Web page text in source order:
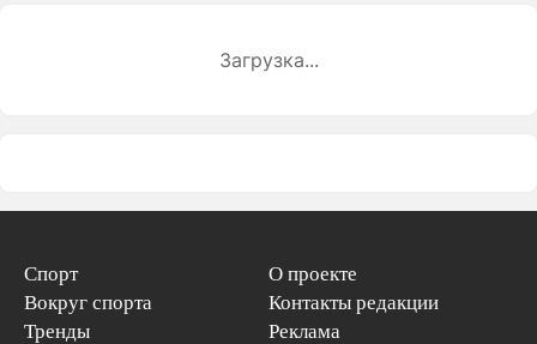
Загрузка...
Спорт
Вокруг спорта
Тренды
О проекте
Контакты редакции
Реклама